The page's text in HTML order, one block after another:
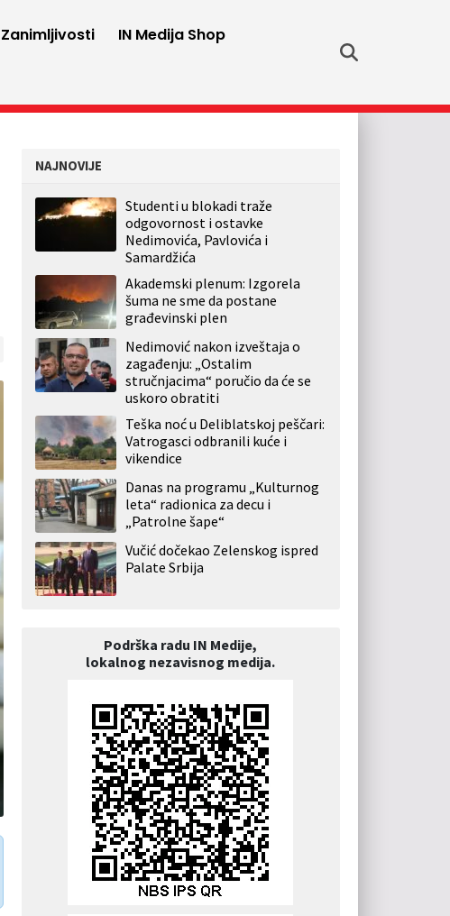
Zanimljivosti
IN Medija Shop
NAJNOVIJE
Studenti u blokadi traže
odgovornost i ostavke
Nedimovića, Pavlovića i
Samardžića
Akademski plenum: Izgorela
šuma ne sme da postane
građevinski plen
Nedimović nakon izveštaja o
zagađenju: „Ostalim
stručnjacima“ poručio da će se
uskoro obratiti
Teška noć u Deliblatskoj peščari:
Vatrogasci odbranili kuće i
vikendice
Danas na programu „Kulturnog
leta“ radionica za decu i
„Patrolne šape“
Vučić dočekao Zelenskog ispred
Palate Srbija
Podrška radu IN Medije,
lokalnog nezavisnog medija.